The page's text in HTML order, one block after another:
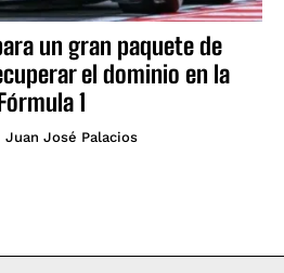
un gran paquete de
el dominio en la
1
Juan José Palacios